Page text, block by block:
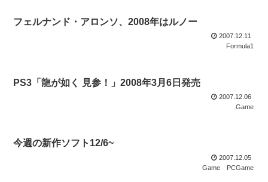
フェルナンド・アロンソ、2008年はルノー
2007.12.11
Formula1
PS3「龍が如く 見参！」2008年3月6日発売
2007.12.06
Game
今週の新作ソフト12/6~
2007.12.05
Game
PCGame